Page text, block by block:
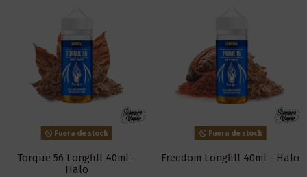
Fuera de stock
Torque 56 Longfill 40ml -
Halo
Fuera de stock
Freedom Longfill 40ml - Halo